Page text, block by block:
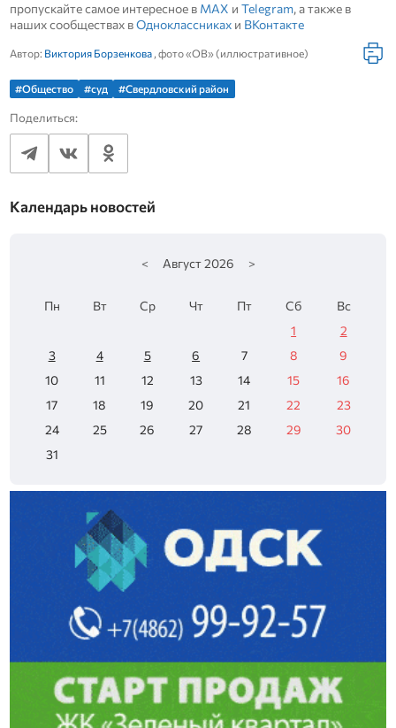
пропускайте самое интересное в MAX и Telegram, а также в
наших сообществах вОдноклассникахи ВКонтакте
Автор: Виктория Борзенкова, фото «ОВ» (иллюстративное)
#Общество #суд #Свердловский район
Поделиться:
Календарь новостей
< Август 2026 >
Пн Вт Ср Чт Пт Сб
Вс
1
2
3
4 5 6 7 8
9
10
11 12 13 14 15
16
17
18 19 20 21 22
23
24
25 26 27 28 29
30
31